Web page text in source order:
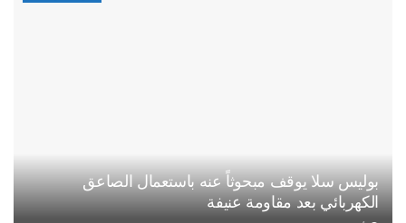
بوليس سلا يوقف مبحوثاً عنه باستعمال الصاعق
الكهربائي بعد مقاومة عنيفة